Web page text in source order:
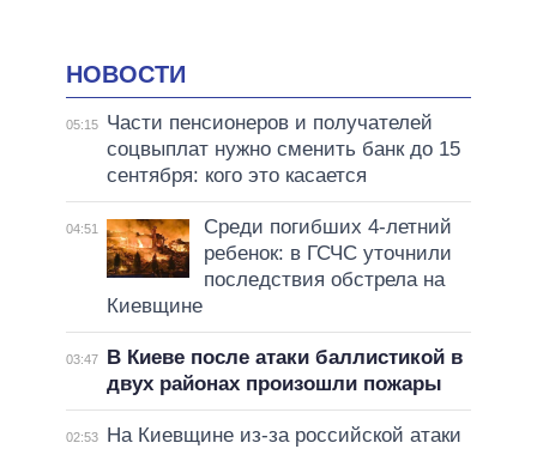
НОВОСТИ
05:15
Части пенсионеров и получателей
соцвыплат нужно сменить банк до 15
сентября: кого это касается
04:51
Среди погибших 4-летний
ребенок: в ГСЧС уточнили
последствия обстрела на
Киевщине
03:47
В Киеве после атаки баллистикой в
двух районах произошли пожары
02:53
На Киевщине из-за российской атаки